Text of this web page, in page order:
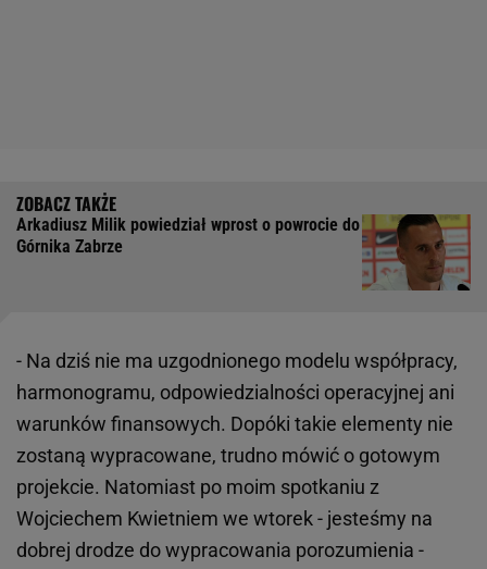
Arkadiusz Milik powiedział wprost o powrocie do
Górnika Zabrze
- Na dziś nie ma uzgodnionego modelu współpracy,
harmonogramu, odpowiedzialności operacyjnej ani
warunków finansowych. Dopóki takie elementy nie
zostaną wypracowane, trudno mówić o gotowym
projekcie. Natomiast po moim spotkaniu z
Wojciechem Kwietniem we wtorek - jesteśmy na
dobrej drodze do wypracowania porozumienia -